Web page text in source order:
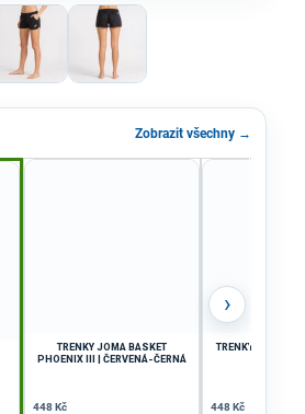
Zobrazit všechny →
TRENKY JOMA BASKET
PHOENIX III | ČERVENÁ-ČERNÁ
448 Kč
TRENKY JOMA
448 Kč
›